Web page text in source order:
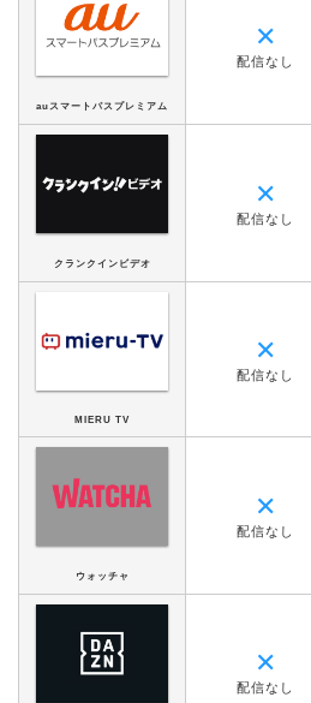
auスマートパスプレミアム
✕
配信なし
クランクインビデオ
✕
配信なし
MIERU TV
✕
配信なし
ウォッチャ
✕
配信なし
✕
配信なし